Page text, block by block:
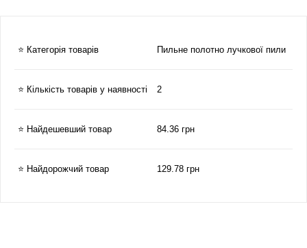
⭐ Категорія товарів Пильне полотно лучкової пили
⭐ Кількість товарів у наявності 2
⭐ Найдешевший товар 84.36 грн
⭐ Найдорожчий товар 129.78 грн